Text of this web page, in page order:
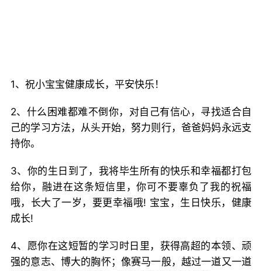
1、祝小宝宝健康成长，平安快乐！
2、什么困难都难不倒你，对自己有信心，寻找适合自
己的学习方法，从头开始，努力则行，爸爸妈妈永远支
持你。
3、你的生日到了，我将毕生所有的快乐和幸福都打包
给你，融进在这条短信里，你可不要辜负了我的祝福
哦，长大了一岁，要更幸福哦! 宝宝，生日快乐，健康
成长!
4、愿你在这短暂的学习时日里，获得高超的本领、顽
强的意志、博大的胸怀；像赛马一般，越过一道又一道